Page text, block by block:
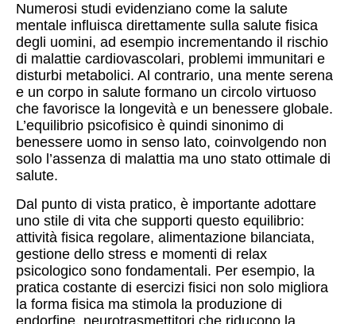
Numerosi studi evidenziano come la salute
mentale influisca direttamente sulla salute fisica
degli uomini, ad esempio incrementando il rischio
di malattie cardiovascolari, problemi immunitari e
disturbi metabolici. Al contrario, una mente serena
e un corpo in salute formano un circolo virtuoso
che favorisce la longevità e un benessere globale.
L’equilibrio psicofisico è quindi sinonimo di
benessere uomo in senso lato, coinvolgendo non
solo l’assenza di malattia ma uno stato ottimale di
salute.
Dal punto di vista pratico, è importante adottare
uno stile di vita che supporti questo equilibrio:
attività fisica regolare, alimentazione bilanciata,
gestione dello stress e momenti di relax
psicologico sono fondamentali. Per esempio, la
pratica costante di esercizi fisici non solo migliora
la forma fisica ma stimola la produzione di